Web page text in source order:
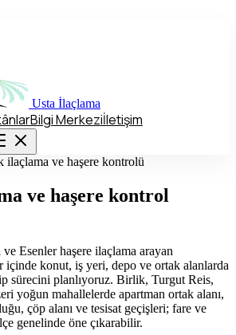
Usta İlaçlama
Bilgi Merkeziİletişim
Mekânlar Bilgi Merkezi
ilaçlama ve haşere kontrolü
ve haşere kontrol
Esenler haşere ilaçlama arayan
içinde konut, iş yeri, depo ve ortak alanlarda
sürecini planlıyoruz. Birlik, Turgut Reis,
yoğun mahallelerde apartman ortak alanı,
çöp alanı ve tesisat geçişleri; fare ve
genelinde öne çıkarabilir.